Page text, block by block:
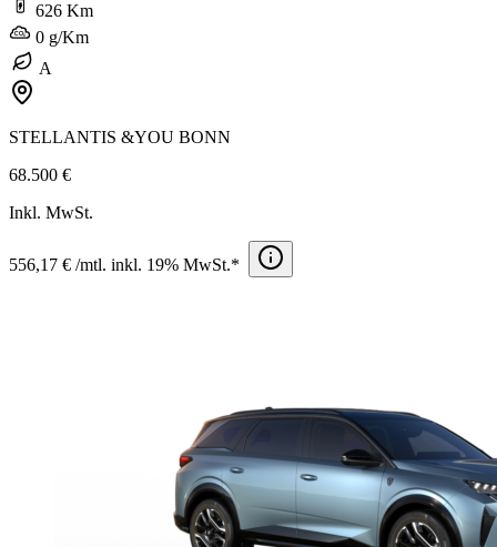
626 Km
0 g/Km
A
STELLANTIS &YOU BONN
68.500 €
Inkl. MwSt.
556,17 € /mtl. inkl. 19% MwSt.*